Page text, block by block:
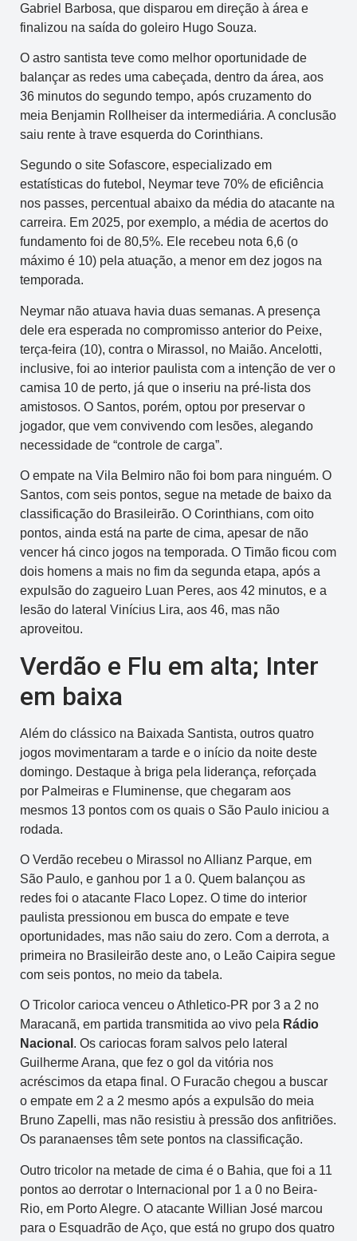
Gabriel Barbosa, que disparou em direção à área e
finalizou na saída do goleiro Hugo Souza.
O astro santista teve como melhor oportunidade de
balançar as redes uma cabeçada, dentro da área, aos
36 minutos do segundo tempo, após cruzamento do
meia Benjamin Rollheiser da intermediária. A conclusão
saiu rente à trave esquerda do Corinthians.
Segundo o site Sofascore, especializado em
estatísticas do futebol, Neymar teve 70% de eficiência
nos passes, percentual abaixo da média do atacante na
carreira. Em 2025, por exemplo, a média de acertos do
fundamento foi de 80,5%. Ele recebeu nota 6,6 (o
máximo é 10) pela atuação, a menor em dez jogos na
temporada.
Neymar não atuava havia duas semanas. A presença
dele era esperada no compromisso anterior do Peixe,
terça-feira (10), contra o Mirassol, no Maião. Ancelotti,
inclusive, foi ao interior paulista com a intenção de ver o
camisa 10 de perto, já que o inseriu na pré-lista dos
amistosos. O Santos, porém, optou por preservar o
jogador, que vem convivendo com lesões, alegando
necessidade de “controle de carga”.
O empate na Vila Belmiro não foi bom para ninguém. O
Santos, com seis pontos, segue na metade de baixo da
classificação do Brasileirão. O Corinthians, com oito
pontos, ainda está na parte de cima, apesar de não
vencer há cinco jogos na temporada. O Timão ficou com
dois homens a mais no fim da segunda etapa, após a
expulsão do zagueiro Luan Peres, aos 42 minutos, e a
lesão do lateral Vinícius Lira, aos 46, mas não
aproveitou.
Verdão e Flu em alta; Inter
em baixa
Além do clássico na Baixada Santista, outros quatro
jogos movimentaram a tarde e o início da noite deste
domingo. Destaque à briga pela liderança, reforçada
por Palmeiras e Fluminense, que chegaram aos
mesmos 13 pontos com os quais o São Paulo iniciou a
rodada.
O Verdão recebeu o Mirassol no Allianz Parque, em
São Paulo, e ganhou por 1 a 0. Quem balançou as
redes foi o atacante Flaco Lopez. O time do interior
paulista pressionou em busca do empate e teve
oportunidades, mas não saiu do zero. Com a derrota, a
primeira no Brasileirão deste ano, o Leão Caipira segue
com seis pontos, no meio da tabela.
O Tricolor carioca venceu o Athletico-PR por 3 a 2 no
Maracanã, em partida transmitida ao vivo pela Rádio
Nacional . Os cariocas foram salvos pelo lateral
Guilherme Arana, que fez o gol da vitória nos
acréscimos da etapa final. O Furacão chegou a buscar
o empate em 2 a 2 mesmo após a expulsão do meia
Bruno Zapelli, mas não resistiu à pressão dos anfitriões.
Os paranaenses têm sete pontos na classificação.
Outro tricolor na metade de cima é o Bahia, que foi a 11
pontos ao derrotar o Internacional por 1 a 0 no Beira-
Rio, em Porto Alegre. O atacante Willian José marcou
para o Esquadrão de Aço, que está no grupo dos quatro